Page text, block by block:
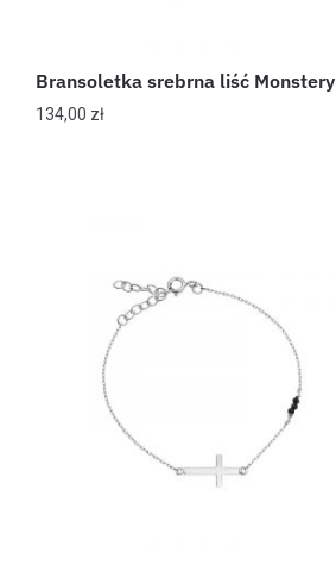
Bransoletka srebrna liść Monstery
134,00 zł